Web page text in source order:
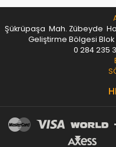
Şükrüpaşa Mah. Zübeyde
Geliştirme Bölgesi
0 284 235